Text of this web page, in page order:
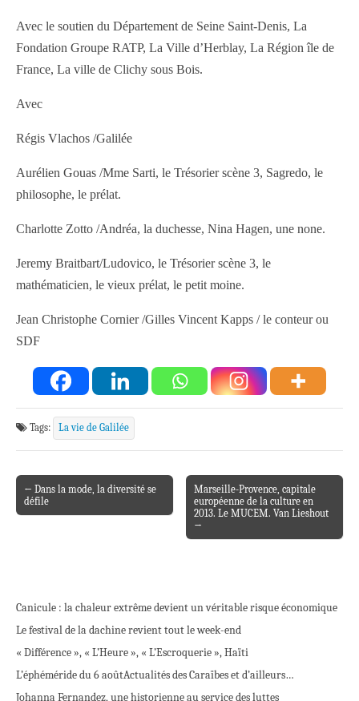
Avec le soutien du Département de Seine Saint-Denis, La
Fondation Groupe RATP, La Ville d’Herblay, La Région île de
France, La ville de Clichy sous Bois.
Avec
Régis Vlachos /Galilée
Aurélien Gouas /Mme Sarti, le Trésorier scène 3, Sagredo, le
philosophe, le prélat.
Charlotte Zotto /Andréa, la duchesse, Nina Hagen, une none.
Jeremy Braitbart/Ludovico, le Trésorier scène 3, le
mathématicien, le vieux prélat, le petit moine.
Jean Christophe Cornier /Gilles Vincent Kapps / le conteur ou
SDF
Tags: La vie de Galilée
Post navigation
← Dans la mode, la diversité se
défile
Marseille-Provence, capitale
européenne de la culture en
2013. Le MUCEM. Van Lieshout
→
Canicule : la chaleur extrême devient un véritable risque économique
Le festival de la dachine revient tout le week-end
« Différence », « L’Heure », « L’Escroquerie », Haïti
L’éphéméride du 6 aoûtActualités des Caraïbes et d’ailleurs…
Johanna Fernandez, une historienne au service des luttes